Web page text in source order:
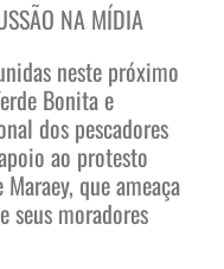
NA MÍDIA
neste próximo
Bonita e
dos pescadores
ao protesto
que ameaça
seus moradores